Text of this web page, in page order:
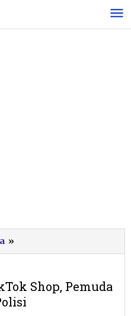
»
Pil
TikTok
Shop,
Shop, Pemuda